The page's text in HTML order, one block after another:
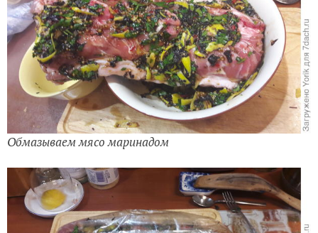
Обмазываем мясо маринадом